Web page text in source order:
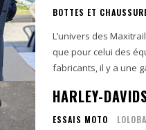
BOTTES ET
L’univers des
que pour celui des
HARLEY-
ESSAIS MOTO